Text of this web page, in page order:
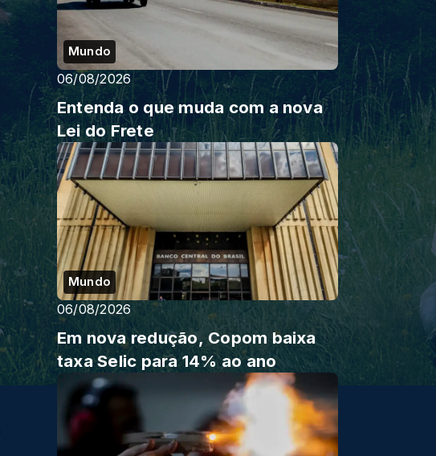
Mundo
06/08/2026
Entenda o que muda com a nova
Lei do Frete
Mundo
06/08/2026
Em nova redução, Copom baixa
taxa Selic para 14% ao ano